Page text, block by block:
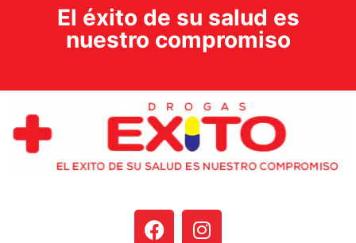
El éxito de su salud es
nuestro compromiso